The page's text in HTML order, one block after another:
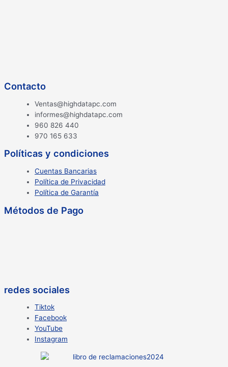
Contacto
Ventas@highdatapc.com
informes@highdatapc.com
960 826 440
970 165 633
Políticas y condiciones
Cuentas Bancarias
Política de Privacidad
Política de Garantía
Métodos de Pago
redes sociales
Tiktok
Facebook
YouTube
Instagram